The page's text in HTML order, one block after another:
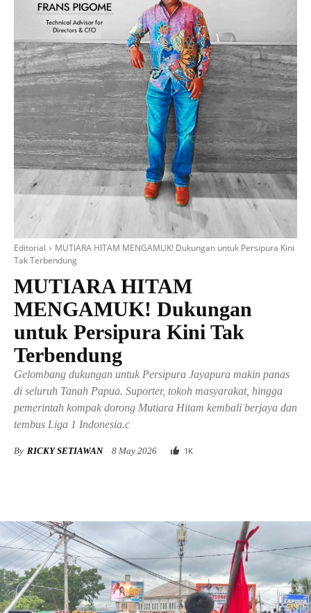
Editorial
MUTIARA HITAM MENGAMUK! Dukungan untuk Persipura Kini
Tak Terbendung
MUTIARA HITAM
MENGAMUK! Dukungan
untuk Persipura Kini Tak
Terbendung
Gelombang dukungan untuk Persipura Jayapura makin panas
di seluruh Tanah Papua. Suporter, tokoh masyarakat, hingga
pemerintah kompak dorong Mutiara Hitam kembali berjaya dan
tembus Liga 1 Indonesia.c
By RICKY SETIAWAN 8 May 2026 1 K